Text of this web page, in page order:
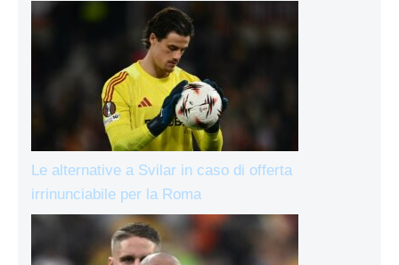
Le alternative a Svilar in caso di offerta
irrinunciabile per la Roma